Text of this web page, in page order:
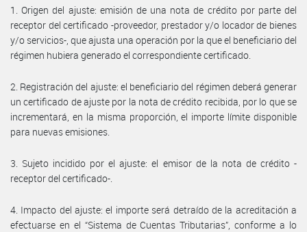
1. Origen del ajuste: emisión de una nota de crédito por parte del
receptor del certificado -proveedor, prestador y/o locador de bienes
y/o servicios-, que ajusta una operación por la que el beneficiario del
régimen hubiera generado el correspondiente certificado.
2. Registración del ajuste: el beneficiario del régimen deberá generar
un certificado de ajuste por la nota de crédito recibida, por lo que se
incrementará, en la misma proporción, el importe límite disponible
para nuevas emisiones.
3. Sujeto incidido por el ajuste: el emisor de la nota de crédito -
receptor del certificado-.
4. Impacto del ajuste: el importe será detraído de la acreditación a
efectuarse en el “Sistema de Cuentas Tributarias”, conforme a lo